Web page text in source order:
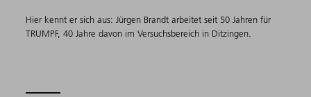
Hier kennt er sich aus: Jürgen Brandt arbeitet seit 50 Jahren für
TRUMPF, 40 Jahre davon im Versuchsbereich in Ditzingen.